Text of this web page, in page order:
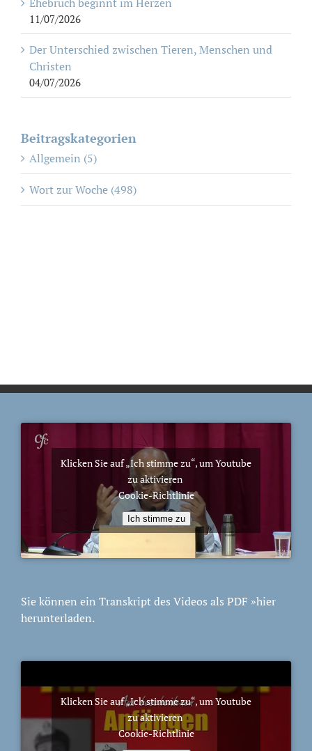
11/07/2026
Der Unterschied zwischen Tieren, Menschen und
Christen
04/07/2026
Beitragskategorien
Allgemein (5)
Wort zur Woche (498)
Klicken Sie auf „Ich stimme zu“, um Youtube
zu aktivieren
Cookie-Richtlinie
Ich stimme zu
Sie können ein Transkript des Videos als PDF »hier
herunterladen.
Klicken Sie auf „Ich stimme zu“, um Youtube
zu aktivieren
Cookie-Richtlinie